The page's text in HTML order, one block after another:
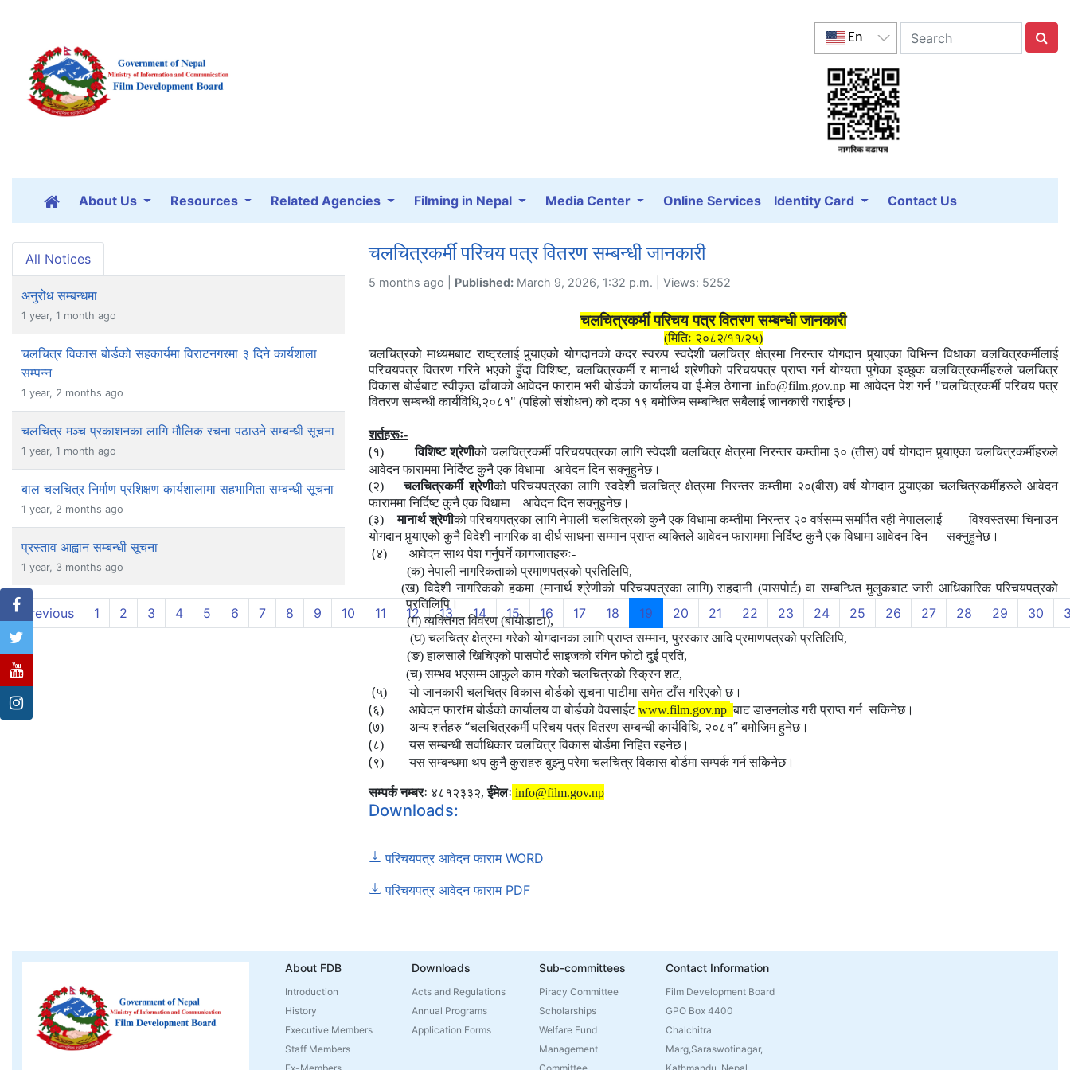
En
About Us Resources Related Agencies Filming in Nepal Media Center Online Services Identity Card Contact Us
All Notices
अनुरोध सम्बन्धमा
1 year, 1 month ago
चलचित्र विकास बोर्डको सहकार्यमा विराटनगरमा ३ दिने कार्यशाला
सम्पन्न
1 year, 2 months ago
चलचित्र मञ्च प्रकाशनका लागि मौलिक रचना पठाउने सम्बन्धी सूचना
1 year, 1 month ago
बाल चलचित्र निर्माण प्रशिक्षण कार्यशालामा सहभागिता सम्बन्धी सूचना
1 year, 2 months ago
प्रस्ताव आह्वान सम्बन्धी सूचना
1 year, 3 months ago
Previous 1 2 3 4 5 6 7 8 9 10 11 12 13 14 15 16 17 18 19 (current)
20 21 22 23 24 25 26 27 28 29 30
चलचित्रकर्मी परिचय पत्र वितरण सम्बन्धी जानकारी
5 months ago | Published: March 9, 2026, 1:32 p.m. | Views: 5252
चलचित्रकर्मी परिचय पत्र वितरण सम्बन्धी जानकारी
(मितिः २०८२/११/२५)
चलचित्रको माध्यमबाट राष्ट्रलाई पुर्‍याएको योगदानको कदर स्वरुप स्वदेशी चलचित्र क्षेत्रमा निरन्तर योगदान पुर्‍याएका विभिन्न विधाका चलचित्रकर्मीलाई
परिचयपत्र वितरण गरिने भएको हुँदाविशिष्ट, चलचित्रकर्मी र मानार्थ श्रेणीको परिचयपत्र प्राप्त गर्न योग्यता पुगेका इच्छुक चलचित्रकर्मीहरुलेचलचित्र
विकास बोर्डबाट स्वीकृत ढाँचाको आवेदन फाराम भरीबोर्डको कार्यालय वा ई-मेल ठेगाना info@film.gov.np मा आवेदन पेश गर्न "चलचित्रकर्मी परिचय पत्र
वितरण सम्बन्धी कार्यविधि,२०८१" (पहिलो संशोधन) को दफा १९ बमोजिम सम्बन्धित सबैलाई जानकारीगराईन्छ।
शर्तहरूः-
(१) विशिष्ट श्रेणीको चलचित्रकर्मी परिचयपत्रका लागि स्वेदशी चलचित्र क्षेत्रमा निरन्तर कम्तीमा ३० (तीस) वर्ष योगदान पुर्‍याएका चलचित्रकर्मीहरुले
आवेदन फाराममा निर्दिष्ट कुनै एक विधामा आवेदन दिन सक्नुहुनेछ।
(२)चलचित्रकर्मी श्रेणीको परिचयपत्रका लागि स्वदेशी चलचित्र क्षेत्रमा निरन्तर कम्तीमा २०(बीस) वर्ष योगदान पुर्‍याएका चलचित्रकर्मीहरुले आवेदन
फाराममा निर्दिष्ट कुनै एक विधामा आवेदन दिन सक्नुहुनेछ।
(३)मानार्थ श्रेणीको परिचयपत्रका लागिनेपाली चलचित्रको कुनै एक विधामा कम्तीमा निरन्तर २० वर्षसम्म समर्पित रही नेपाललाई विश्वस्तरमा चिनाउन
योगदान पुर्‍याएको कुनै विदेशी नागरिक वा दीर्घ साधना सम्मान प्राप्त व्यक्तिले आवेदन फाराममा निर्दिष्ट कुनै एक विधामा आवेदन दिन सक्नुहुनेछ।
(४)
आवेदन साथ पेश गर्नुपर्ने कागजातहरुः-
(क) नेपाली नागरिकताको प्रमाणपत्रको प्रतिलिपि,
(ख)विदेशी नागरिकको हकमा (मानार्थ श्रेणीको परिचयपत्रका लागि) राहदानी (पासपोर्ट) वासम्बन्धित मुलुकबाट जारी आधिकारिक परिचयपत्रको
प्रतिलिपि।
(ग) व्यक्तिगत विवरण (बायोडाटा),
(घ) चलचित्र क्षेत्रमा गरेको योगदानका लागि प्राप्त सम्मान, पुरस्कार आदि प्रमाणपत्रको प्रतिलिपि,
(ङ) हालसालै खिचिएको पासपोर्ट साइजको रंगिन फोटो दुई प्रति,
(च) सम्भव भएसम्म आफुले काम गरेको चलचित्रको स्क्रिन शट,
(५) यो जानकारी चलचित्र विकास बोर्डको सूचना पाटीमा समेत टाँस गरिएको छ।
(६) आवेदन फारfम बोर्डको कार्यालय वा बोर्डको वेवसाईटwww.film.gov.np बाट डाउनलोड गरी प्राप्त गर्न सकिनेछ।
(७) अन्य शर्तहरु “चलचित्रकर्मी परिचय पत्र वितरण सम्बन्धी कार्यविधि, २०८१”बमोजिम हुनेछ।
(८) यस सम्बन्धी सर्वाधिकार चलचित्र विकास बोर्डमा निहित रहनेछ।
(९) यस सम्बन्धमा थप कुनै कुराहरु बुझ्नु परेमा चलचित्र विकास बोर्डमा सम्पर्क गर्न सकिनेछ।
सम्पर्क नम्बरः ४८१२३३२, ईमेलः info@film.gov.np
Downloads:
परिचयपत्र आवेदन फाराम WORD
परिचयपत्र आवेदन फाराम PDF
About FDB
Introduction
History
Executive Members
Staff Members
Downloads
Acts and Regulations
Annual Programs
Application Forms
Sub-committees
Piracy Committee
Scholarships
Welfare Fund
Management
Contact Information
Film Development Board
GPO Box 4400
Chalchitra
Marg,Saraswotinagar,